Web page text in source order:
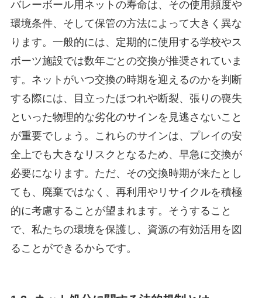
バレーボール用ネットの寿命は、その使用頻度や
環境条件、そして保管の方法によって大きく異な
ります。一般的には、定期的に使用する学校やス
ポーツ施設では数年ごとの交換が推奨されていま
す。ネットがいつ交換の時期を迎えるのかを判断
する際には、目立ったほつれや断裂、張りの喪失
といった物理的な劣化のサインを見逃さないこと
が重要でしょう。これらのサインは、プレイの安
全上でも大きなリスクとなるため、早急に交換が
必要になります。ただ、その交換時期が来たとし
ても、廃棄ではなく、再利用やリサイクルを積極
的に考慮することが望まれます。そうすること
で、私たちの環境を保護し、資源の有効活用を図
ることができるからです。